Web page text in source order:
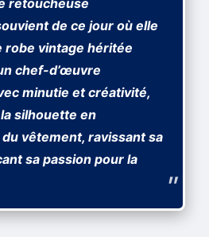
retoucheuse
de ce jour où elle
robe vintage héritée
chef-d’œuvre
minutie et créativité,
silhouette en
du vêtement, ravissant sa
sa passion pour la